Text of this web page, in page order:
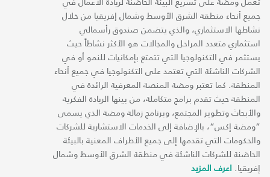
جميع أنحاء منطقة الشرق الأوسط وشمال إفريقيا من خلال
نشاطها الاستثماري، والذي يتضمن صندوق رأسمالي
استثماري متعدد المراحل والمجالات هو الأكثر نشاطاً حيث
يستثمر في التكنولوجيا التي تتمتع بإمكانيات للنمو أو في
الشركات الناشئة التي تعتمد على التكنولوجيا في جميع أنحاء
المنطقة. كما تعتبر ومضة المنصة المعرفية الرائدة في
المنطقة حيث تقدم برامج متكاملة، من بينها الريادة الفكرية
والأبحاث وتطوير المجتمع، وبرنامج زمالة ومضة الذي يسمى
“ومضة إكس“، بالإضافة إلى الخدمات الاستشارية للشركات
والحكومات التي تقدمها إلى جميع الأطراف المعنية بالبيئة
الحاضنة للشركات الناشئة في منطقة الشرق الأوسط وشمال
إفريقيا. اعرف المزيد